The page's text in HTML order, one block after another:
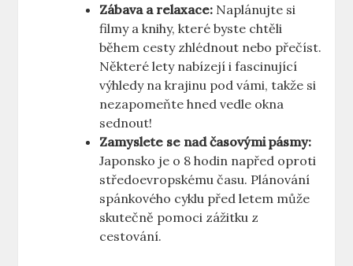
Zábava a relaxace: Naplánujte si
filmy a knihy, které byste chtěli
během cesty zhlédnout nebo přečíst.
Některé lety nabízejí i fascinující
výhledy na krajinu pod vámi, takže si
nezapomeňte hned vedle okna
sednout!
Zamyslete se nad časovými pásmy:
Japonsko je o 8 hodin napřed oproti
středoevropskému času. Plánování
spánkového cyklu před letem může
skutečně pomoci zážitku z
cestování.